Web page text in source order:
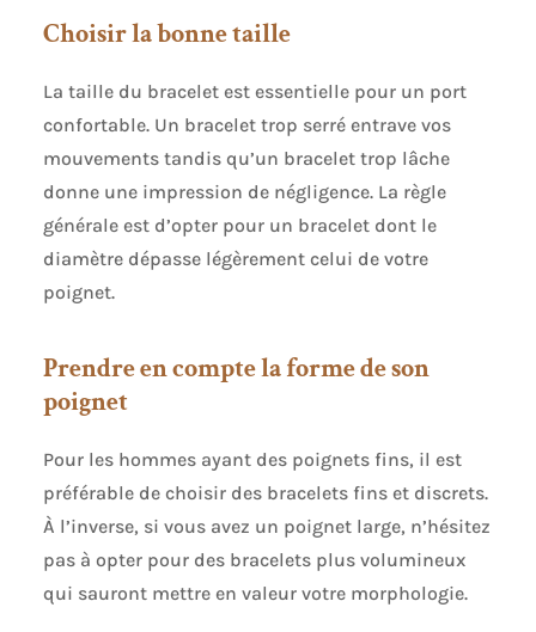
avec ce gadget compact. Pas de tracas pour
Choisir la bonne taille
La taille du bracelet est essentielle pour un port
confortable. Un bracelet trop serré entrave vos
mouvements tandis qu’un bracelet trop lâche
donne une impression de négligence. La règle
générale est d’opter pour un bracelet dont le
diamètre dépasse légèrement celui de votre
poignet.
Prendre en compte la forme de son
poignet
Pour les hommes ayant des poignets fins, il est
préférable de choisir des bracelets fins et discrets.
À l’inverse, si vous avez un poignet large, n’hésitez
pas à opter pour des bracelets plus volumineux
qui sauront mettre en valeur votre morphologie.